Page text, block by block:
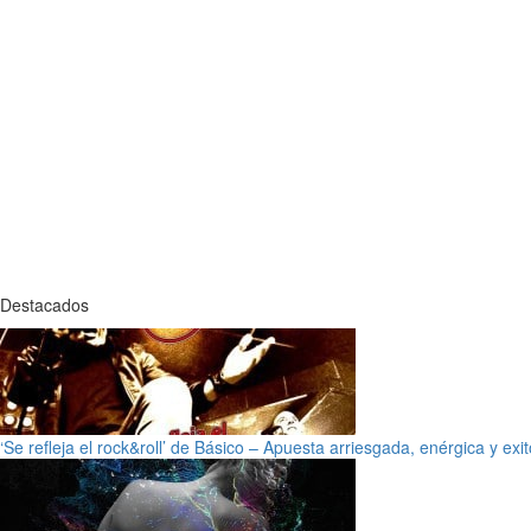
Destacados
‘Se refleja el rock&roll’ de Básico – Apuesta arriesgada, enérgica y